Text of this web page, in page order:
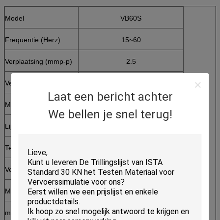
Laat een bericht achter
We bellen je snel terug!
Model VB60S
Frequentie (Herz) 15~60
Verplaatsing (mmp-p) 2.5
Versnellingswaaier
Max. nuttige lading (kg)
Lijstgrootte (L×W)
Testpatroon
Voeding AC 220V
Machineafmeting 560*610*315mm
machinegewicht 120kg